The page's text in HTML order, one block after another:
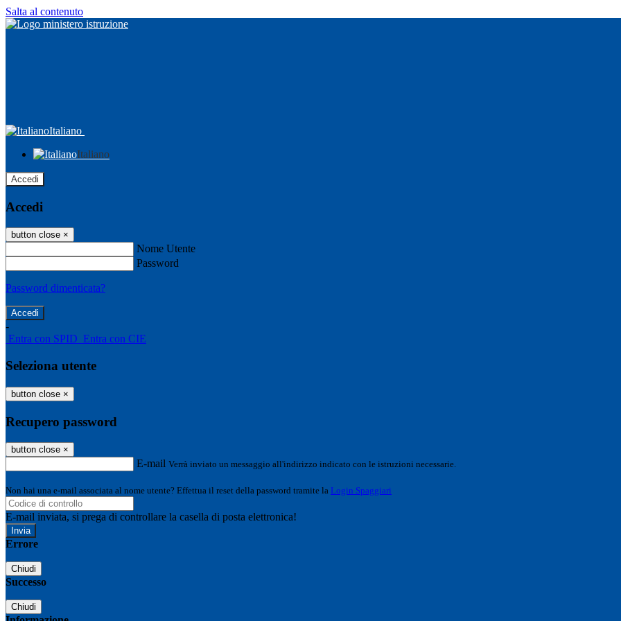
Salta al contenuto
Italiano
Italiano
Accedi
Accedi
button close ×
Nome Utente
Password
Password dimenticata?
-
Entra con SPID Entra con CIE
Seleziona utente
button close ×
Recupero password
button close ×
E-mail Verrà inviato un messaggio all'indirizzo indicato con le istruzioni necessarie.
Non hai una e-mail associata al nome utente? Effettua il reset della password tramite la Login Spaggiari
E-mail inviata, si prega di controllare la casella di posta elettronica!
Errore
Chiudi
Successo
Chiudi